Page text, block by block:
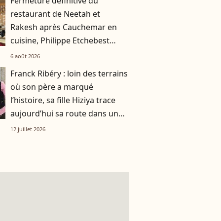
restaurant de Neetah et
Rakesh après Cauchemar en
cuisine, Philippe Etchebest
pensait les avoir sauvés
6 août 2026
Franck Ribéry : loin des terrains
où son père a marqué
l’histoire, sa fille Hiziya trace
aujourd’hui sa route dans un
tout autre univers
12 juillet 2026